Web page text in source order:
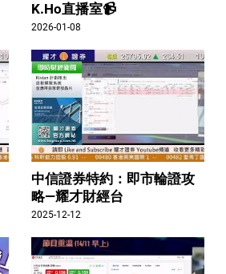
K.Ho直播室📹
2026-01-08
中信證券特約：即市輪證攻
略—耀才財經台
2025-12-12